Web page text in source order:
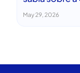
May 29, 2026